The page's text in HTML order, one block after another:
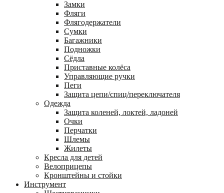
Замки
Фляги
Флягодержатели
Сумки
Багажники
Подножки
Сёдла
Приставные колёса
Управляющие ручки
Пеги
Защита цепи/спиц/переключателя
Одежда
Защита коленей, локтей, ладоней
Очки
Перчатки
Шлемы
Жилеты
Кресла для детей
Велоприцепы
Кронштейны и стойки
Инструмент